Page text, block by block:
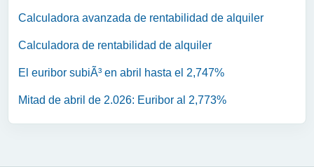
Calculadora avanzada de rentabilidad de alquiler
Calculadora de rentabilidad de alquiler
El euribor subiÃ³ en abril hasta el 2,747%
Mitad de abril de 2.026: Euribor al 2,773%